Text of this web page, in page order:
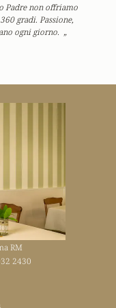
Padre non offriamo
gradi. Passione,
ogni giorno.
RM
2430